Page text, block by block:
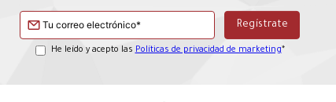
He leído y acepto las Políticas de privacidad de marketing*